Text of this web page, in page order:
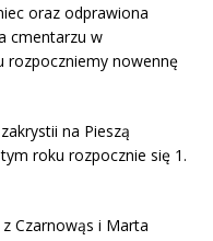
oraz odprawiona
cmentarzu w
rozpoczniemy nowennę
na Pieszą
roku rozpocznie się 1.
Czarnowąs i Marta